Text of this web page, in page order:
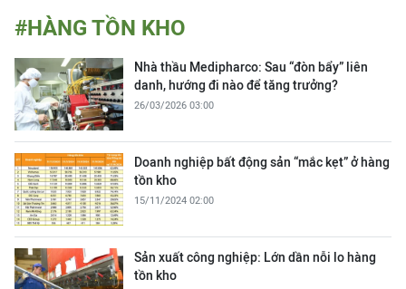
#HÀNG TỒN KHO
Nhà thầu Medipharco: Sau “đòn bẩy” liên
danh, hướng đi nào để tăng trưởng?
26/03/2026 03:00
Doanh nghiệp bất động sản “mắc kẹt” ở hàng
tồn kho
15/11/2024 02:00
Sản xuất công nghiệp: Lớn dần nỗi lo hàng
tồn kho